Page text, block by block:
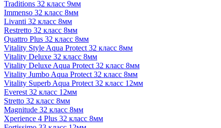
Traditions 32 класс 9мм
Immenso 32 класс 8мм
Livanti 32 класс 8мм
Restretto 32 класс 8мм
Quattro Plus 32 класс 8мм
Vitality Style Aqua Protect 32 класс 8мм
Vitality Deluxe 32 класс 8мм
Vitality Deluxe Aqua Protect 32 класс 8мм
Vitality Jumbo Aqua Protect 32 класс 8мм
Vitality Superb Aqua Protect 32 класс 12мм
Everest 32 класс 12мм
Stretto 32 класс 8мм
Magnitude 32 класс 8мм
Xperience 4 Plus 32 класс 8мм